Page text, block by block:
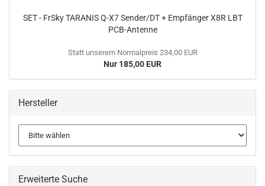
SET - FrSky TARANIS Q-X7 Sender/DT + Empfänger X8R LBT
PCB-Antenne
Statt unserem Normalpreis 234,00 EUR
Nur 185,00 EUR
Hersteller
Erweiterte Suche